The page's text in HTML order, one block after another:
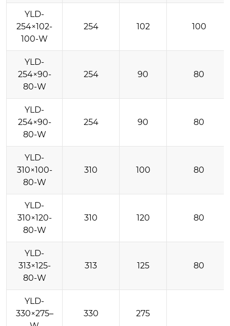
YLD-
254×102-
100-W
254 102 100
YLD-
254×90-
80-W
254 90 80
YLD-
254×90-
80-W
254 90 80
YLD-
310×100-
80-W
310 100 80
YLD-
310×120-
80-W
310 120 80
YLD-
313×125-
80-W
313 125 80
YLD-
330×275–
330 275